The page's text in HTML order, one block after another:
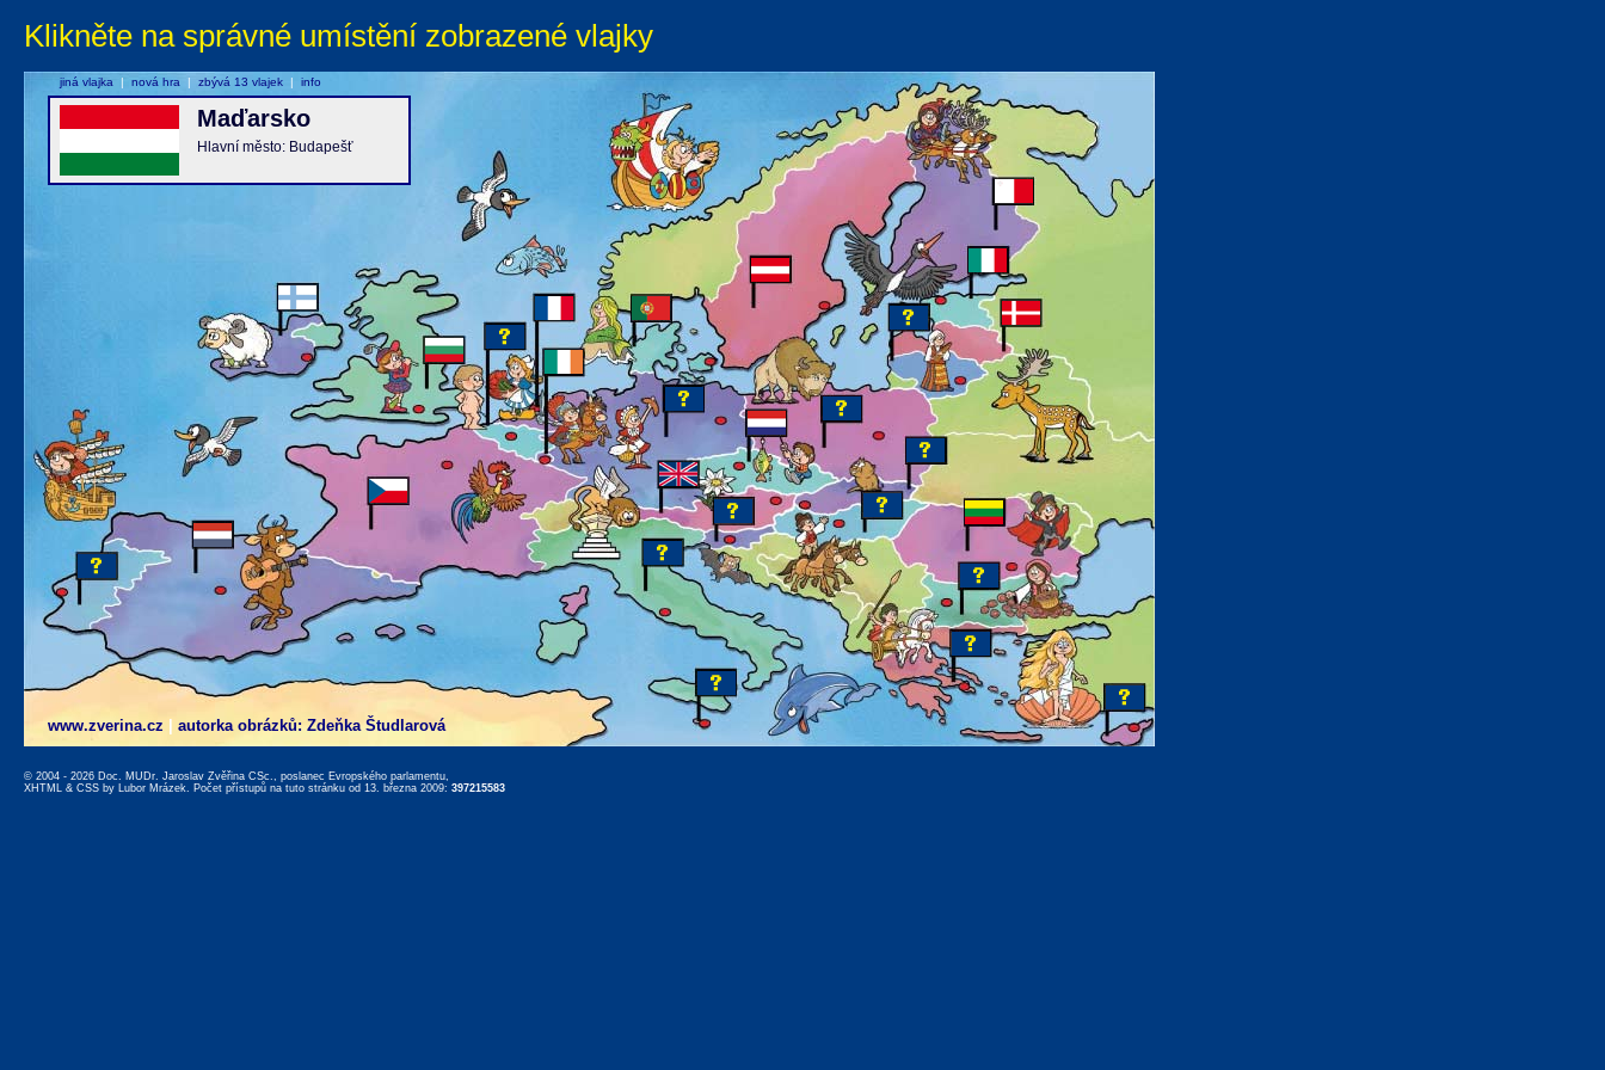
Klikněte na správné umístění zobrazené vlajky
www.zverina.cz autorka obrázků: Zdeňka Študlarová
Maďarsko
Hlavní město: Budapešť
jiná vlajka | nová hra | zbývá 13 vlajek | info
© 2004 - 2026 Doc. MUDr. Jaroslav Zvěřina CSc., poslanec Evropského parlamentu,
XHTML & CSS by Lubor Mrázek. Počet přístupů na tuto stránku od 13. března 2009: 397215583